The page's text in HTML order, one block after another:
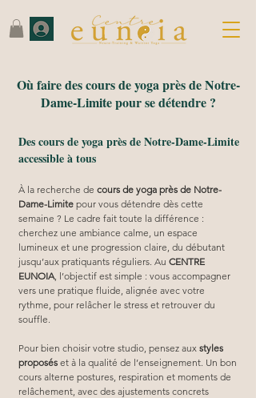
Où faire des cours de yoga près de Notre-
Dame-Limite pour se détendre ?
Des cours de yoga près de Notre-Dame-Limite
accessible à tous
À la recherche de cours de yoga près de Notre-
Dame-Limite pour vous détendre dès cette
semaine ? Le cadre fait toute la différence :
cherchez une ambiance calme, un espace
lumineux et une progression claire, du débutant
jusqu’aux pratiquants réguliers. Au CENTRE
EUNOIA, l’objectif est simple : vous accompagner
vers une pratique fluide, alignée avec votre
rythme, pour relâcher le stress et retrouver du
souffle.
Pour bien choisir votre studio, pensez aux styles
proposés et à la qualité de l’enseignement. Un bon
cours alterne postures, respiration et moments de
relâchement, avec des ajustements concrets